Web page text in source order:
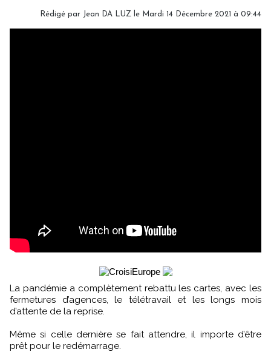
Rédigé par Jean DA LUZ le Mardi 14 Décembre 2021 à 09:44
La pandémie a complètement rebattu les cartes, avec les
fermetures d’agences, le télétravail et les longs mois
d’attente de la reprise.
Même si celle dernière se fait attendre, il importe d’être
prêt pour le redémarrage.